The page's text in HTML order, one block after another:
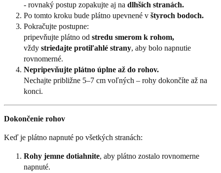
- rovnaký postup zopakujte aj na dlhších stranách.
Po tomto kroku bude plátno upevnené v štyroch bodoch.
Pokračujte postupne:
pripevňujte plátno od stredu smerom k rohom,
vždy striedajte protiľahlé strany, aby bolo napnutie
rovnomerné.
Nepripevňujte plátno úplne až do rohov.
Nechajte približne 5–7 cm voľných – rohy dokončíte až na
konci.
Dokončenie rohov
Keď je plátno napnuté po všetkých stranách:
Rohy jemne dotiahnite, aby plátno zostalo rovnomerne
napnuté.